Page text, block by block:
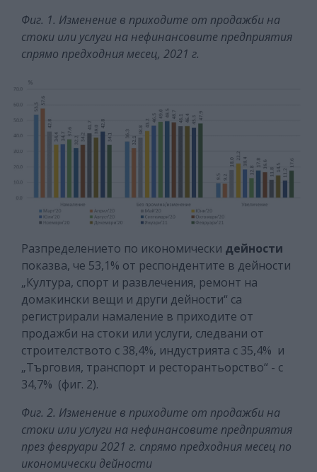
Фиг. 1. Изменение в приходите от продажби на
стоки или услуги на нефинансовите предприятия
спрямо предходния месец, 2021 г.
Разпределението по икономически дейности
показва, че 53,1% от респондентите в дейности
„Култура, спорт и развлечения, ремонт на
домакински вещи и други дейности“ са
регистрирали намаление в приходите от
продажби на стоки или услуги, следвани от
строителството с 38,4%, индустрията с 35,4% и
„Търговия, транспорт и ресторантьорство“ - с
34,7% (фиг. 2).
Фиг. 2. Изменение в приходите от продажби на
стоки или услуги на нефинансовите предприятия
през февруари 2021 г. спрямо предходния месец по
икономически дейности